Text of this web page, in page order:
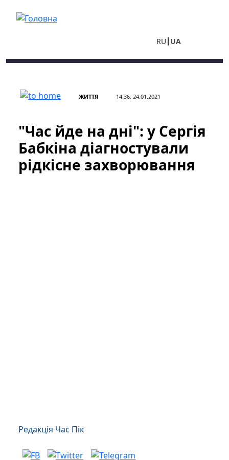
RU UA
ЖИТТЯ 14:36, 24.01.2021
"Час йде на дні": у Сергія
Бабкіна діагностували
рідкісне захворювання
Редакція Час Пік